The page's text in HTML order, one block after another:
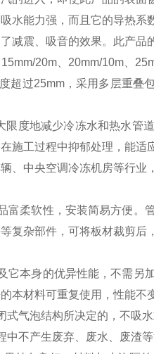
水能力强，而且它的导热
减震、吸音的效果。此产品
20m、20mm/10m、
超过25mm，采用多层重叠
度地减少冷冻水和热水管
施工过程中抑郁处理，能
、中央空调冷冻机房等行业
富柔软性，安装简易方便
复杂部件，可将板材裁剪
它本身的优异性能，不需
本材料可重复使用，性能不
气泡结构所决定的，不吸
不产生废弃、废水、废渣